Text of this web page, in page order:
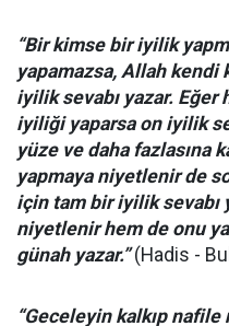
“Bir kimse bir iyilik
yapamazsa, Allah kendi
iyilik sevabı yazar.
iyiliği yaparsa on iyilik
yüze ve daha fazlasına
yapmaya niyetlenir de
için tam bir iyilik sevabı
niyetlenir hem de onu
günah yazar.”(Hadis -
“Geceleyin kalkıp